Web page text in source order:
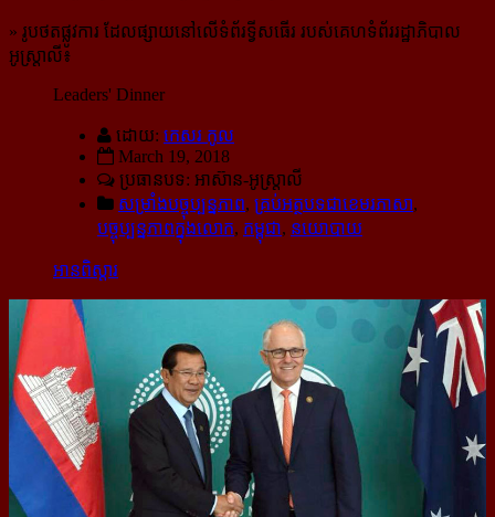
» រូបថតផ្លូវការ ដែលផ្សាយនៅលើទំព័រទ្វីសធើរ របស់គេហទំព័ររដ្ឋាភិបាល​
អូស្ត្រាលី៖
Leaders' Dinner
ដោយ: កេសរ កូល
March 19, 2018
ប្រធានបទ: អាស៊ាន-​អូស្ត្រាលី
សម្រាំងបច្ចុប្បន្នភាព, គ្រប់អត្ថបទជាខេមរភាសា,
បច្ចុប្បន្នភាពក្នុងលោក, កម្ពុជា, នយោបាយ
អានពិស្ដារ